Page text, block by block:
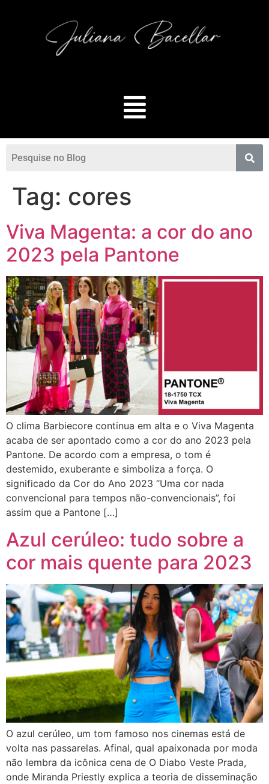
Tag: cores
Viva Magenta: a cor do ano
2023 pela Pantone
O clima Barbiecore continua em alta e o Viva Magenta
acaba de ser apontado como a cor do ano 2023 pela
Pantone. De acordo com a empresa, o tom é
destemido, exuberante e simboliza a força. O
significado da Cor do Ano 2023 “Uma cor nada
convencional para tempos não-convencionais”, foi
assim que a Pantone […]
Azul cerúleo: tudo sobre a
cor mais quente para 2023
O azul cerúleo, um tom famoso nos cinemas está de
volta nas passarelas. Afinal, qual apaixonada por moda
não lembra da icônica cena de O Diabo Veste Prada,
onde Miranda Priestly explica a teoria de disseminação